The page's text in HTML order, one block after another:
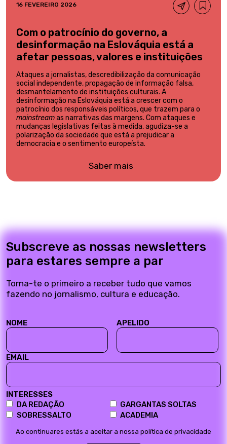
16 FEVEREIRO 2026
Com o patrocínio do governo, a
desinformação na Eslováquia está a
afetar pessoas, valores e instituições
Ataques a jornalistas, descredibilização da comunicação
social independente, propagação de informação falsa,
desmantelamento de instituições culturais. A
desinformação na Eslováquia está a crescer com o
patrocínio dos responsáveis políticos, que trazem para o
mainstreamas narrativas das margens. Com ataques e
mudanças legislativas feitas à medida, agudiza-se a
polarização da sociedade que está a prejudicar a
democracia e o sentimento europeísta.
Saber mais
Subscreve as nossas newsletters
para estares sempre a par
Torna-te o primeiro a receber tudo que vamos
fazendo no jornalismo, cultura e educação.
NOME APELIDO
EMAIL
INTERESSES
DA REDAÇÃO
SOBRESSALTO
GARGANTAS SOLTAS
ACADEMIA
Ao continuares estás a aceitar a nossa política de privacidade